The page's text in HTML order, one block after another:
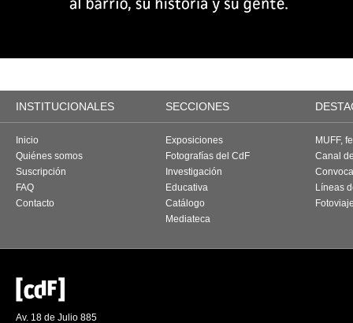
INSTITUCIONALES SECCIONES
Inicio
Quiénes somos
Suscripción
FAQ
Contacto
Exposiciones
Fotografías del CdF
Investigación
Educativa
Catálogo
Mediateca
MUFF,
Canal
Líneas
Av. 18 de Julio 885